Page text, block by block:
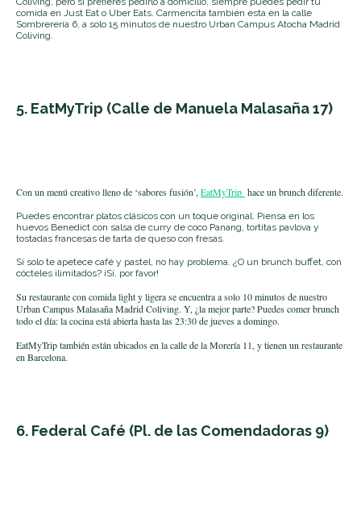
comida en Just Eat o Uber Eats. Carmencita también esta en la calle
Sombrerería 6, a solo 15 minutos de nuestro Urban Campus Atocha Madrid
Coliving.
5. EatMyTrip (Calle de Manuela Malasaña 17)
Con un menú creativo lleno de ‘sabores fusión’, EatMyTrip hace un brunch diferente.
Puedes encontrar platos clásicos con un toque original. Piensa en los
huevos Benedict con salsa de curry de coco Panang, tortitas pavlova y
tostadas francesas de tarta de queso con fresas.
Si solo te apetece café y pastel, no hay problema. ¿O un brunch buffet, con
cócteles ilimitados? ¡Sí, por favor!
Su restaurante con comida light y ligera se encuentra a solo 10 minutos de nuestro
Urban Campus Malasaña Madrid Coliving. Y, ¿la mejor parte? Puedes comer brunch
todo el día: la cocina está abierta hasta las 23:30 de jueves a domingo.
EatMyTrip también están ubicados en la calle de la Morería 11, y tienen un restaurante
en Barcelona.
6. Federal Café (Pl. de las Comendadoras 9)